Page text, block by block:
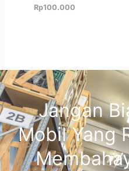
Rp100.000
Jangan
Mobil Yang